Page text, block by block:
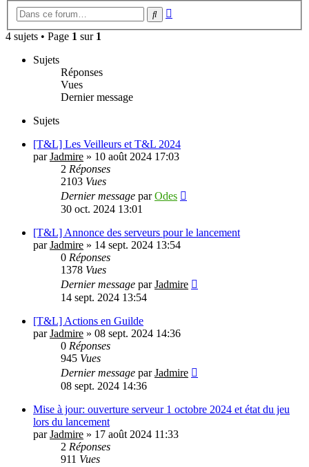
Rechercher
4 sujets • Page 1 sur 1
Sujets
Réponses
Vues
Dernier message
Sujets
[T&L] Les Veilleurs et T&L 2024
parJadmire » 10 août 2024 17:03
2 Réponses
2103 Vues
Dernier message parOdes
30 oct. 2024 13:01
[T&L] Annonce des serveurs pour le lancement
parJadmire » 14 sept. 2024 13:54
0 Réponses
1378 Vues
Dernier message parJadmire
14 sept. 2024 13:54
[T&L] Actions en Guilde
parJadmire » 08 sept. 2024 14:36
0 Réponses
945 Vues
Dernier message parJadmire
08 sept. 2024 14:36
Mise à jour: ouverture serveur 1 octobre 2024 et état du jeu
lors du lancement
parJadmire » 17 août 2024 11:33
2 Réponses
911 Vues